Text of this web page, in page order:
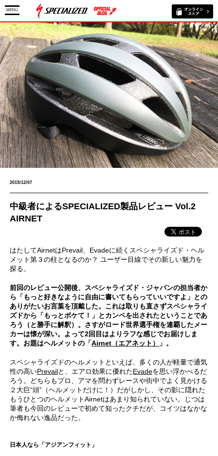
MENU
2015/12/07
中級者によるSPECIALIZED製品レビュー Vol.2
AIRNET
はたしてAirnetはPrevail、Evadeに続くスペシャライズド・ヘル
メット第３の柱となるのか？ ユーザー目線でその新しい魅力を
探る。
前回のレビュー公開後、スペシャライズド・ジャパンの担当者か
ら「もっと好きなように自由に書いてもらっていいですよ」との
ありがたいお言葉を頂戴した。これは取りも直さずスペシャライ
ズドから「もっとボケて！」とカンペを出されたということであ
ろう（と勝手に解釈）。さすがロード世界選手権を連覇したメー
カーは懐が深い。よって2回目はよりラフな感じでお届けしま
す。お題はヘルメットの「Airnet（エアネット） 」。
スペシャライズドのヘルメットといえば、多くの人が軽量で通気
性の高いPrevailと、エアロ効果に優れたEvadeを思い浮かべるだ
ろう。どちらもプロ、アマを問わずレースや街中でよく見かける
２大巨“頭”（ヘルメットだけに！）だがしかし、その影に隠れた
もうひとつのヘルメットAirnetはあまり知られていない。じつは
筆者も今回のレビューで初めて知ったクチだが、コイツはなかな
か侮れない逸品だった。
日本人なら「アジアンフィット」